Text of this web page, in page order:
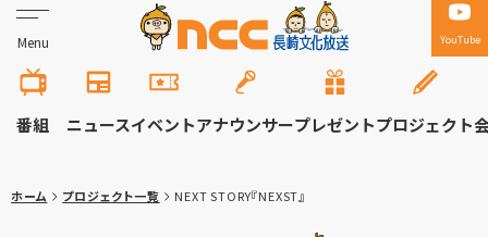
Menu YouTube
番組 ニュースイベントアナウンサープレゼントプロジェクト
ホーム プロジェクト一覧 NEXT STORY『NEXST』